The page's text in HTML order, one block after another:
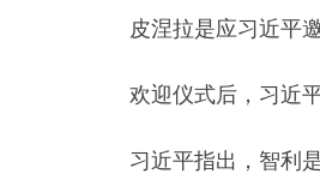
皮涅拉是应习近平邀
欢迎仪式后，习近平
习近平指出，智利是